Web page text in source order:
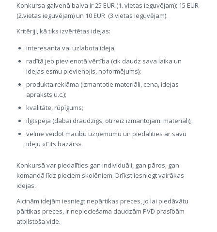
Konkursa galvenā balva ir 25 EUR (1. vietas ieguvējam); 15 EUR
(2.vietas ieguvējam) un 10 EUR (3.vietas ieguvējam).
Kritēriji, kā tiks izvērtētas idejas:
interesanta vai uzlabota ideja;
radītā jeb pievienotā vērtība (cik daudz sava laika un
idejas esmu pievienojis, noformējums);
produkta reklāma (izmantotie materiāli, cena, idejas
apraksts u.c.);
kvalitāte, rūpīgums;
ilgtspēja (dabai draudzīgs, otrreiz izmantojami materiāli);
vēlme veidot mācību uzņēmumu un piedalīties ar savu
ideju «Cits bazārs».
Konkursā var piedalīties gan individuāli, gan pāros, gan
komandā līdz pieciem skolēniem. Drīkst iesniegt vairākas
idejas.
Aicinām idejām iesniegt nepārtikas preces, jo lai piedāvātu
pārtikas preces, ir nepieciešama daudzām PVD prasībām
atbilstoša vide.